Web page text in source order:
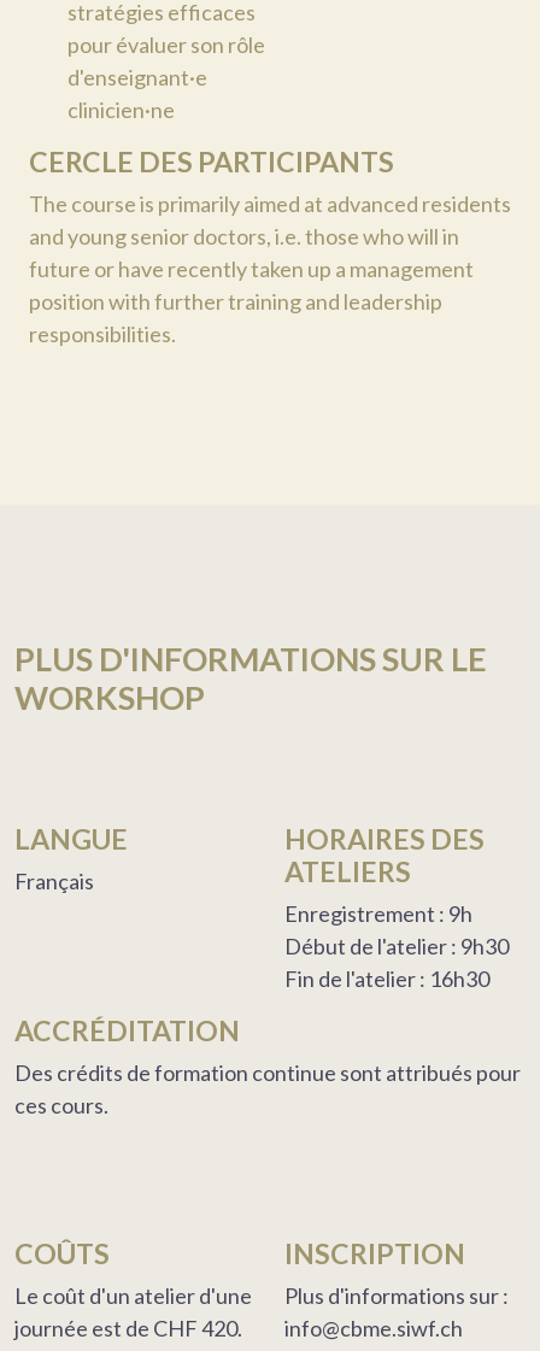
stratégies efficaces
pour évaluer son rôle
d'enseignant·e
clinicien·ne
CERCLE DES PARTICIPANTS
The course is primarily aimed at advanced residents
and young senior doctors, i.e. those who will in
future or have recently taken up a management
position with further training and leadership
responsibilities.
PLUS D'INFORMATIONS SUR LE
WORKSHOP
LANGUE
Français
HORAIRES DES
ATELIERS
Enregistrement : 9h
Début de l'atelier : 9h30
Fin de l'atelier : 16h30
ACCRÉDITATION
Des crédits de formation continue sont attribués pour
ces cours.
COÛTS
Le coût d'un atelier d'une
journée est de CHF 420.
INSCRIPTION
Plus d'informations sur :
info@cbme.siwf.ch